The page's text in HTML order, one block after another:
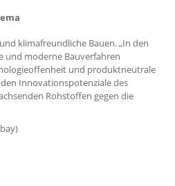
klimafreundliche Bauen. „In den
und moderne Bauverfahren
und produktneutrale
Innovationspotenziale des
Rohstoffen gegen die